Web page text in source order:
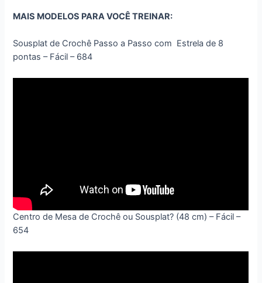
MAIS MODELOS PARA VOCÊ TREINAR:
Sousplat de Crochê Passo a Passo com Estrela de 8
pontas – Fácil – 684
Centro de Mesa de Crochê ou Sousplat? (48 cm) – Fácil –
654